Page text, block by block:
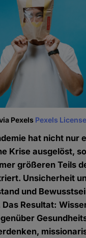
Pexels Pexels License
hat nicht nur
Krise ausgelöst,
größeren Teils
Unsicherheit
und
Das Resultat: